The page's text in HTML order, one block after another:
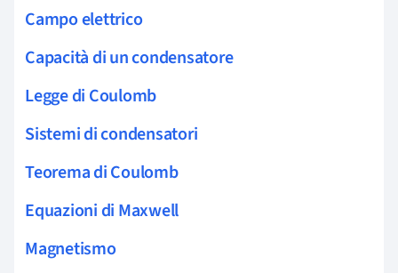
Campo elettrico
Capacità di un condensatore
Legge di Coulomb
Sistemi di condensatori
Teorema di Coulomb
Equazioni di Maxwell
Magnetismo